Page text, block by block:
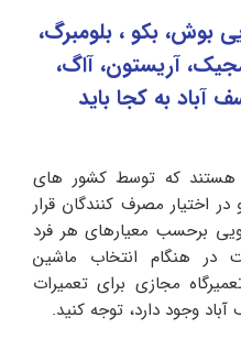
بوش، بکو ، بلومبرگ،
آریستون، آاگ،
آباد به کجا باید
هستند که توسط کشور های
اختیار مصرف کنندگان قرار
برحسب معیارهای هر فرد
در هنگام انتخاب ماشین
مجازی برای تعمیرات
وجود دارد، توجه کنید.